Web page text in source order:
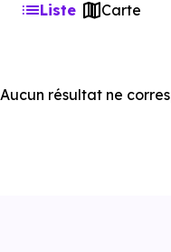
Liste Carte
Aucun résultat ne